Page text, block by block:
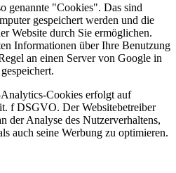
genannte "Cookies". Das sind
gespeichert werden und die
Website durch Sie ermöglichen.
Informationen über Ihre Benutzung
an einen Server von Google in
Cookies erfolgt auf
f DSGVO. Der Websitebetreiber
der Analyse des Nutzerverhaltens,
auch seine Werbung zu optimieren.